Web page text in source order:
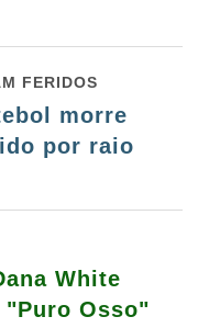
FERIDOS
morre
por raio
White
"Puro Osso"